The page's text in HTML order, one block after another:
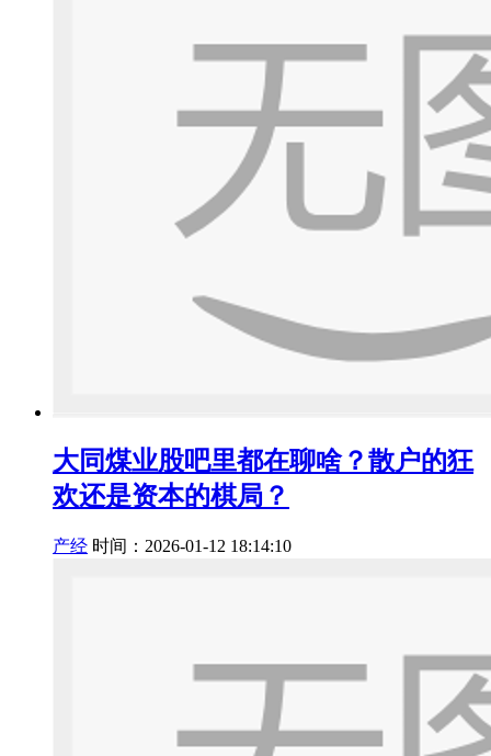
大同煤业股吧里都在聊啥？散户的狂
欢还是资本的棋局？
产经 时间：2026-01-12 18:14:10